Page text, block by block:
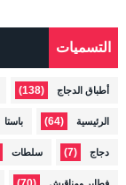
التسميات
أطباق الدجاج (138)
الرئيسية (64) باستا
دجاج (7) سلطات